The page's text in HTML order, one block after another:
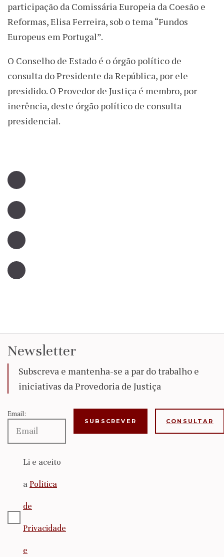
participação da Comissária Europeia da Coesão e
Reformas, Elisa Ferreira, sob o tema “Fundos
Europeus em Portugal”.
O Conselho de Estado é o órgão político de
consulta do Presidente da República, por ele
presidido. O Provedor de Justiça é membro, por
inerência, deste órgão político de consulta
presidencial.
Newsletter
Subscreva e mantenha-se a par do trabalho e
iniciativas da Provedoria de Justiça
Email:
Li e aceito
a Política
de
Privacidade
e
CONSULTAR